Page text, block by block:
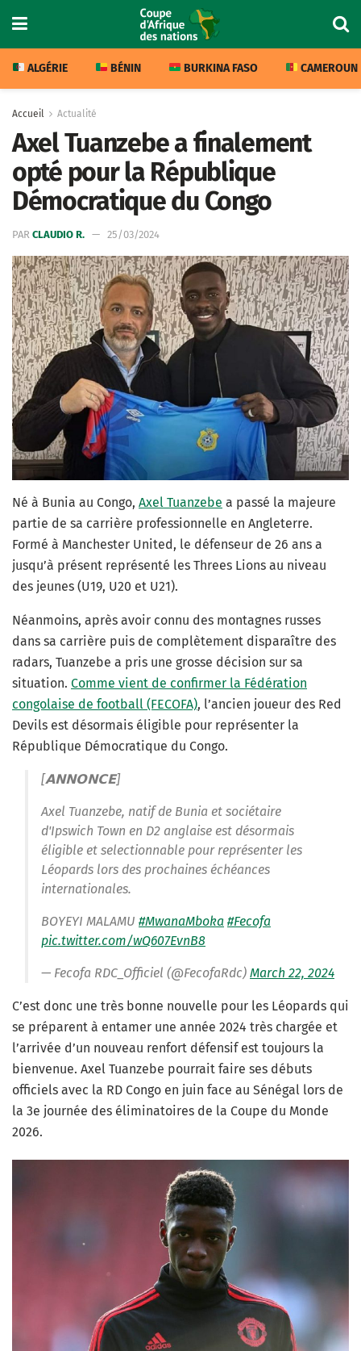
ALGÉRIE BÉNIN BURKINA FASO CAMEROUN
Accueil Actualité
Axel Tuanzebe a finalement
opté pour la République
Démocratique du Congo
PAR CLAUDIO R. 25/03/2024
Né à Bunia au Congo, Axel Tuanzebe a passé la majeure
partie de sa carrière professionnelle en Angleterre.
Formé à Manchester United, le défenseur de 26 ans a
jusqu’à présent représenté les Threes Lions au niveau
des jeunes (U19, U20 et U21).
Néanmoins, après avoir connu des montagnes russes
dans sa carrière puis de complètement disparaître des
radars, Tuanzebe a pris une grosse décision sur sa
situation. Comme vient de confirmer la Fédération
congolaise de football (FECOFA), l’ancien joueur des Red
Devils est désormais éligible pour représenter la
République Démocratique du Congo.
[𝗔𝗡𝗡𝗢𝗡𝗖𝗘]
Axel Tuanzebe, natif de Bunia et sociétaire
d'Ipswich Town en D2 anglaise est désormais
éligible et selectionnable pour représenter les
Léopards lors des prochaines échéances
internationales.
BOYEYI MALAMU #MwanaMboka #Fecofa
pic.twitter.com/wQ607EvnB8
— Fecofa RDC_Officiel (@FecofaRdc) March 22, 2024
C’est donc une très bonne nouvelle pour les Léopards qui
se préparent à entamer une année 2024 très chargée et
l’arrivée d’un nouveau renfort défensif est toujours la
bienvenue. Axel Tuanzebe pourrait faire ses débuts
officiels avec la RD Congo en juin face au Sénégal lors de
la 3e journée des éliminatoires de la Coupe du Monde
2026.